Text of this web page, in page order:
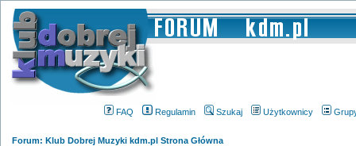
FAQ Regulamin Szukaj Użytkownicy
Forum: Klub Dobrej Muzyki kdm.pl Strona Główna